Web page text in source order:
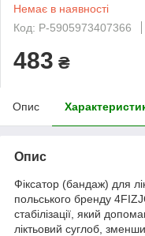
Немає в наявності
Код: P-5905973407366
483 ₴
Опис
Опис
Фіксатор (бандаж) для
польського бренду
стабілізації, який
ліктьовий суглоб,